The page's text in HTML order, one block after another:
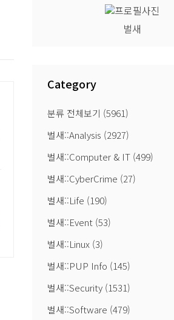
벌새
Category
분류 전체보기 (5961)
벌새::Analysis (2927)
벌새::Computer & IT (499)
벌새::CyberCrime (27)
벌새::Life (190)
벌새::Event (53)
벌새::Linux (3)
벌새::PUP Info (145)
벌새::Security (1531)
벌새::Software (479)